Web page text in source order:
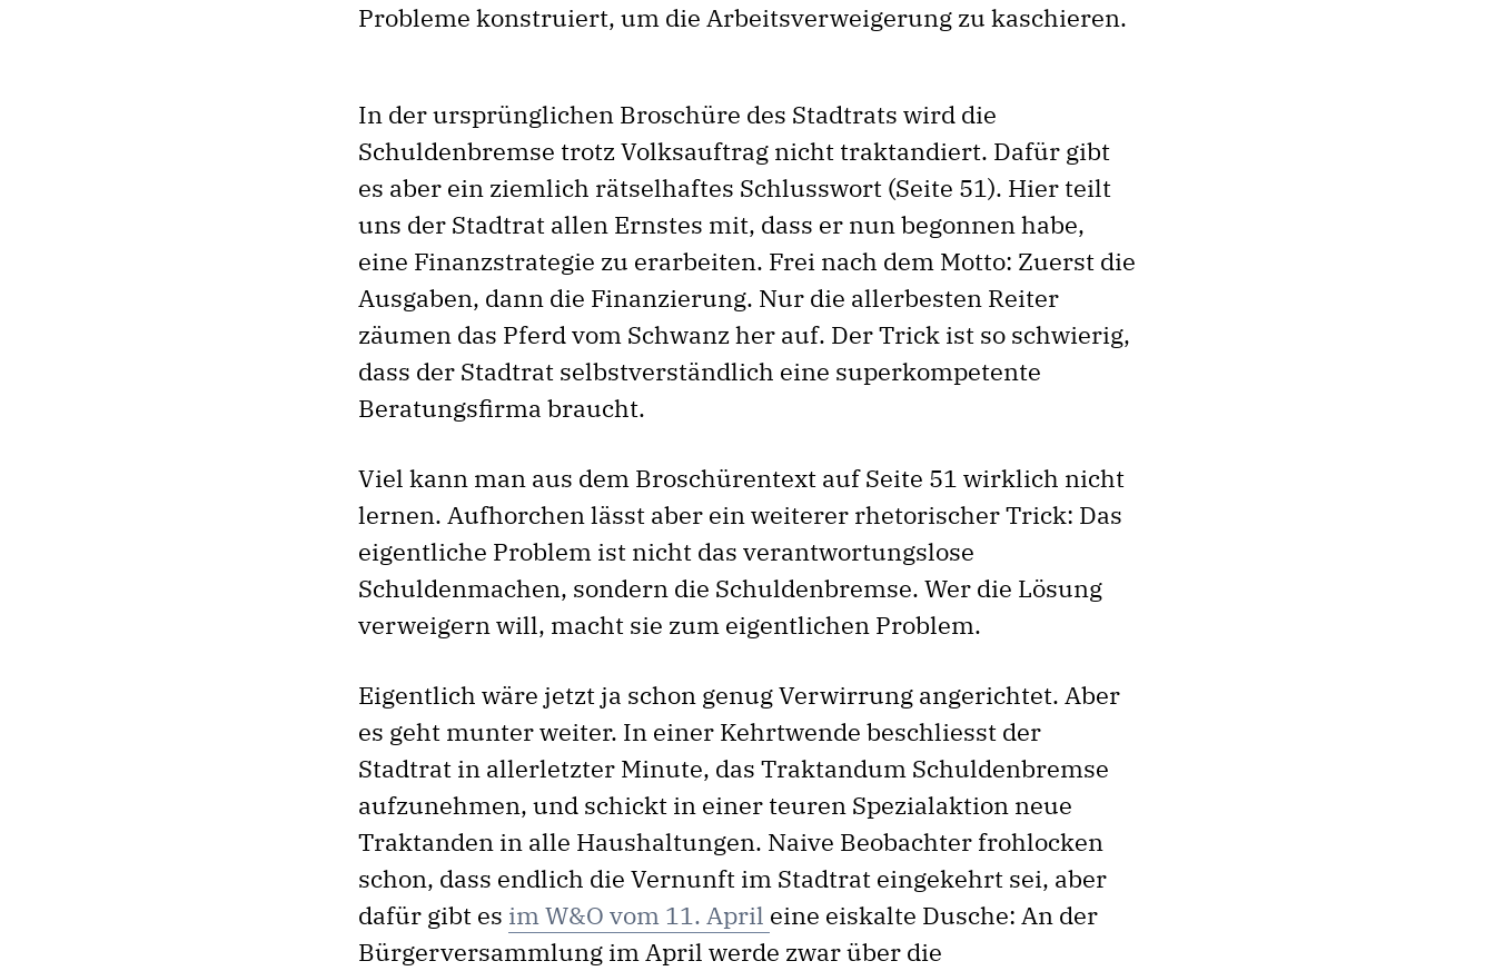
Probleme konstruiert, um die Arbeitsverweigerung zu kaschieren.
In der ursprünglichen Broschüre des Stadtrats wird die
Schuldenbremse trotz Volksauftrag nicht traktandiert. Dafür gibt
es aber ein ziemlich rätselhaftes Schlusswort (Seite 51). Hier teilt
uns der Stadtrat allen Ernstes mit, dass er nun begonnen habe,
eine Finanzstrategie zu erarbeiten. Frei nach dem Motto: Zuerst die
Ausgaben, dann die Finanzierung. Nur die allerbesten Reiter
zäumen das Pferd vom Schwanz her auf. Der Trick ist so schwierig,
dass der Stadtrat selbstverständlich eine superkompetente
Beratungsfirma braucht.
Viel kann man aus dem Broschürentext auf Seite 51 wirklich nicht
lernen. Aufhorchen lässt aber ein weiterer rhetorischer Trick: Das
eigentliche Problem ist nicht das verantwortungslose
Schuldenmachen, sondern die Schuldenbremse. Wer die Lösung
verweigern will, macht sie zum eigentlichen Problem.
Eigentlich wäre jetzt ja schon genug Verwirrung angerichtet. Aber
es geht munter weiter. In einer Kehrtwende beschliesst der
Stadtrat in allerletzter Minute, das Traktandum Schuldenbremse
aufzunehmen, und schickt in einer teuren Spezialaktion neue
Traktanden in alle Haushaltungen. Naive Beobachter frohlocken
schon, dass endlich die Vernunft im Stadtrat eingekehrt sei, aber
dafür gibt es im W&O vom 11. April eine eiskalte Dusche: An der
Bürgerversammlung im April werde zwar über die